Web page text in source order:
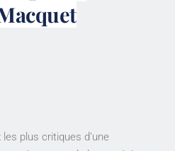
les plus critiques d’une